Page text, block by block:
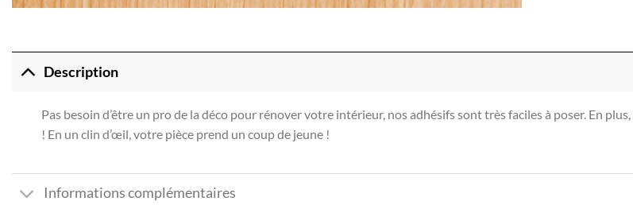
Description
Pas besoin d’être un pro de la déco pour rénover votre intérieur, nos adhésifs sont très faciles à poser. En
! En un clin d’œil, votre pièce prend un coup de jeune !
Informations complémentaires